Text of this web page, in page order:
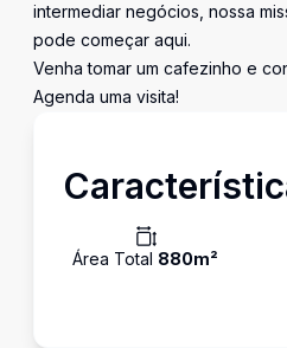
intermediar negócios, nossa
pode começar aqui.
Venha tomar um cafezinho e
Agenda uma visita!
Área Total 880m²